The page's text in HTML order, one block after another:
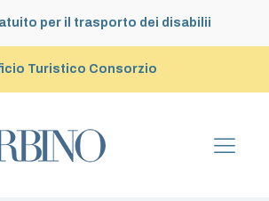
per il trasporto dei disabilii
Turistico Consorzio